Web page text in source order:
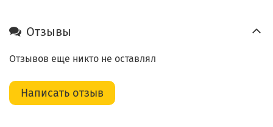
Отзывы
Отзывов еще никто не оставлял
Написать отзыв